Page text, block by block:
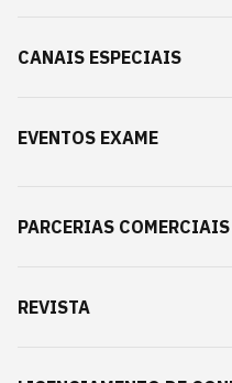
CANAIS ESPECIAIS
EVENTOS EXAME
PARCERIAS COMERCIAIS
REVISTA